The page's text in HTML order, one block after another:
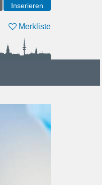
Inserieren
Merkliste